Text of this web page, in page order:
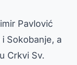
Pavlović
Sokobanje, a
Crkvi Sv.